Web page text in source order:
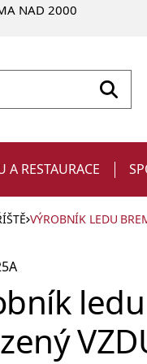
NAD 2000
A RESTAURACE
VÝROBNÍK LEDU